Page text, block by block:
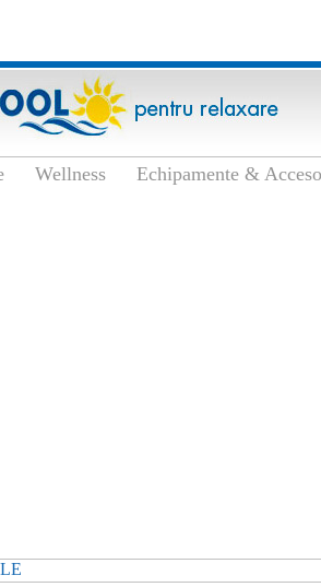
Wellness Echipamente &